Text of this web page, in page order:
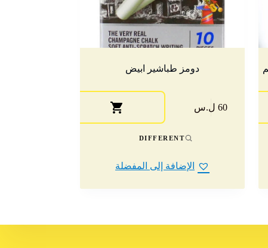
158سم
دومز طباشير ابيض
60 ل.س
DIFFERENT
الإضافة إلى المفضلة